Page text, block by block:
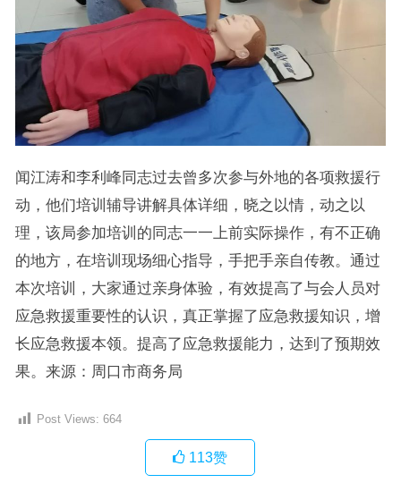
闻江涛和李利峰同志过去曾多次参与外地的各项救援行
动，他们培训辅导讲解具体详细，晓之以情，动之以
理，该局参加培训的同志一一上前实际操作，有不正确
的地方，在培训现场细心指导，手把手亲自传教。通过
本次培训，大家通过亲身体验，有效提高了与会人员对
应急救援重要性的认识，真正掌握了应急救援知识，增
长应急救援本领。提高了应急救援能力，达到了预期效
果。来源：周口市商务局
Post Views: 664
113赞